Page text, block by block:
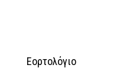
Εορτολόγιο